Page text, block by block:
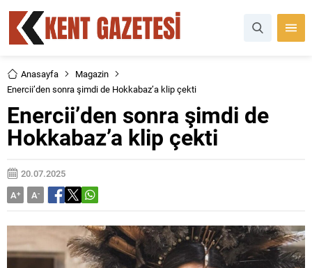
Anasayfa
Magazin
Enercii’den sonra şimdi de Hokkabaz’a klip çekti
Enercii’den sonra şimdi de
Hokkabaz’a klip çekti
20.07.2025
A+ A-